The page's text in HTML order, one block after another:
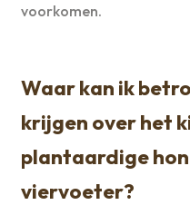
voorkomen.
Waar kan ik
krijgen over het
plantaardige
viervoeter?